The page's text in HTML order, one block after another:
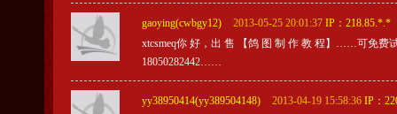
gaoying(cwbgy12) 2013-05-25 20:01:37 IP：218.85.*.*
xtcsmeq你 好，出 售 【鸽 图 制 作 教 程】……可免
18050282442……
yy38950414(yy389504148) 2013-04-19 15:58:36 IP：